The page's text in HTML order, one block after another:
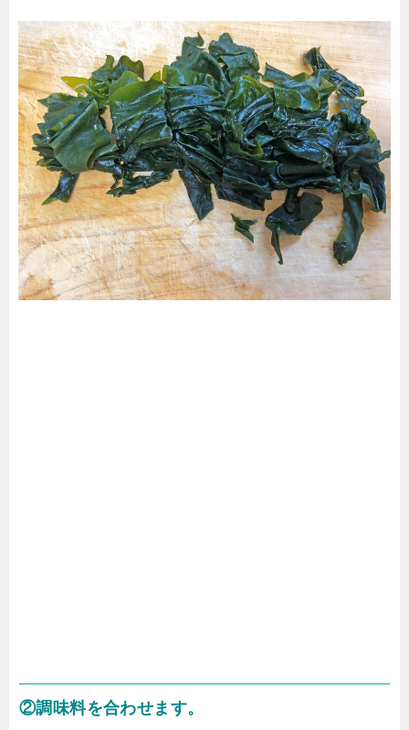
②調味料を合わせます。